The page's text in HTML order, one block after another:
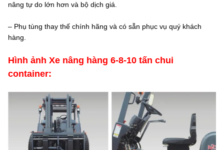
nâng tự do lớn hơn và bộ dịch giá.
– Phụ tùng thay thế chính hãng và có sẵn phục vụ quý khách
hàng.
Hình ảnh Xe nâng hàng 6-8-10 tấn chui
container: